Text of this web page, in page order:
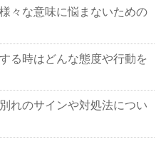
々な意味に悩まないための
る時はどんな態度や行動を
れのサインや対処法につい